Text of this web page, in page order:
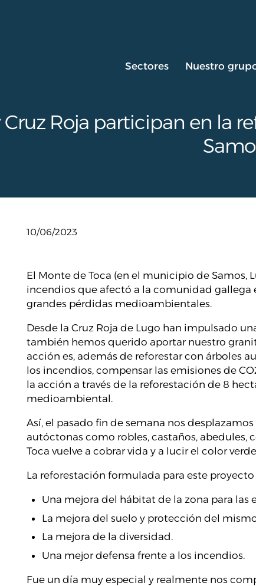
Sectores Nuestro
Roja participan en la
10/06/2023
El Monte de Toca (en el municipio de Samos,
incendios que afectó a la comunidad gallega
grandes pérdidas medioambientales.
Desde la Cruz Roja de Lugo han impulsado
también hemos querido aportar nuestro
acción es, además de reforestar con árboles
los incendios, compensar las emisiones de
la acción a través de la reforestación de 8
medioambiental.
Así, el pasado fin de semana nos
autóctonas como robles, castaños, abedules,
Toca vuelve a cobrar vida y a lucir el color
La reforestación formulada para este proyecto
Una mejora del hábitat de la zona para las
La mejora del suelo y protección del
La mejora de la diversidad.
Una mejor defensa frente a los incendios.
Fue un día muy especial y realmente nos